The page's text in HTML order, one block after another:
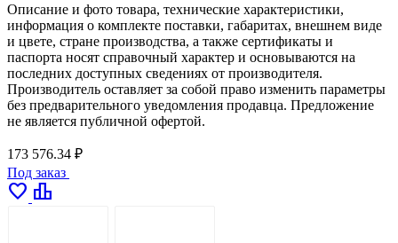
Описание и фото товара, технические характеристики,
информация о комплекте поставки, габаритах, внешнем виде
и цвете, стране производства, а также сертификаты и
паспорта носят справочный характер и основываются на
последних доступных сведениях от производителя.
Производитель оставляет за собой право изменить параметры
без предварительного уведомления продавца. Предложение
не является публичной офертой.
173 576.34 ₽
Под заказ
favorite leaderboard